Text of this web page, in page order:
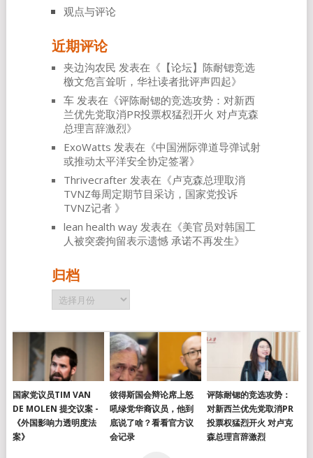
观点与评论
近期评论
夹边沟农民 发表在《 【论坛】陈耐锶竞选
檄文危言耸听，华社读者批评声四起》
车发表在《评陈耐锶的竞选攻势：对新西
兰优先党取消PR投票权猛烈开火 对卢克森
总理言辞激烈》
ExoWatts 发表在《中国洲际弹道导弹试射
或推动太平洋安全协定签署》
Thrivecrafter发表在《卢克森总理取消
TVNZ每周定期节目采访，国家党投诉
TVNZ记者 》
lean health way发表在《美官员对韩国工
人被突袭拘留表示遗憾 承诺不再发生》
归档
归
档
国家党议员TIM VAN
DE MOLEN 提交议案 -
《外国影响力透明度法
案》
彼得斯国会辩论席上怒
吼绿党华裔议员，他到
底说了啥？看看官方议
会记录
评陈耐锶的竞选攻势：
对新西兰优先党取消PR
投票权猛烈开火 对卢克
森总理言辞激烈